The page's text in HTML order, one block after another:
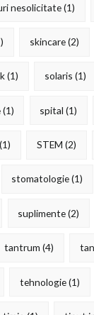
nesolicitate(1)
skincare(2)
(1) solaris (1)
(1) spital (1)
(1) STEM (2)
stomatologie(1)
suplimente(2)
tantrum (4)
tehnologie(1)